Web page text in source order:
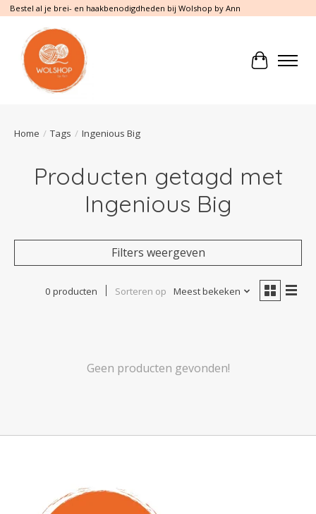
Bestel al je brei- en haakbenodigdheden bij Wolshop by Ann
Home / Tags / Ingenious Big
Producten getagd met
Ingenious Big
Filters weergeven
0 producten Sorteren op Meest bekeken
Geen producten gevonden!